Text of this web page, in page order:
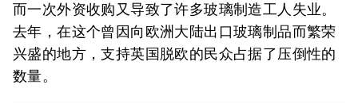
而一次外资收购又导致了许多玻璃制造工人失业。
去年，在这个曾因向欧洲大陆出口玻璃制品而繁荣
兴盛的地方，支持英国脱欧的民众占据了压倒性的
数量。